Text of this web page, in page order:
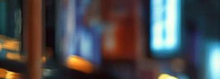
Не дайте себя обмануть:
распознавайте скрытые
комиссии!